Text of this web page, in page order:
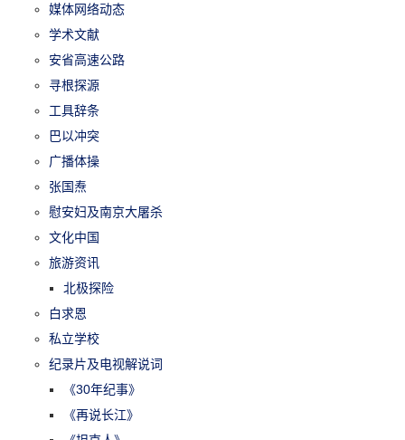
媒体网络动态
学术文献
安省高速公路
寻根探源
工具辞条
巴以冲突
广播体操
张国焘
慰安妇及南京大屠杀
文化中国
旅游资讯
北极探险
白求恩
私立学校
纪录片及电视解说词
《30年纪事》
《再说长江》